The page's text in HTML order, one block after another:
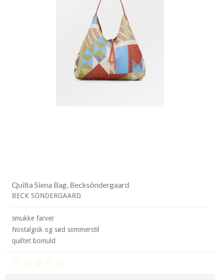
Quilta Siena Bag, Becksöndergaard
BECK SÖNDERGAARD
smukke farver
Nostalgisk og sød sommerstil
quiltet bomuld